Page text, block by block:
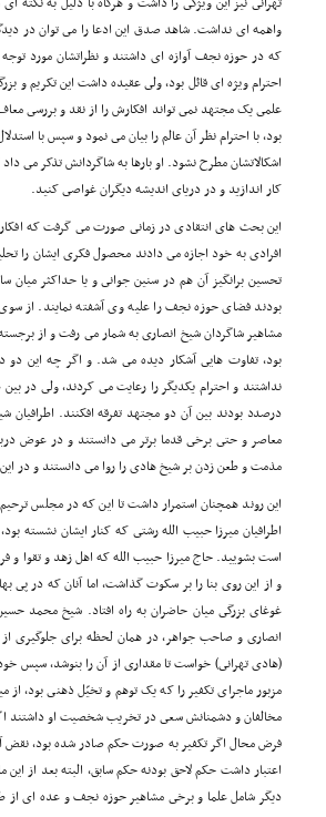
واهمه اى نداشت. شاهد صدق این ادعا را مى توان در
که در حوزه نجف آوازه اى داشتند و نظراتشان مورد
احترام ویژه اى قائل بود، ولى عقیده داشت این تکریم و
علمى یک مجتهد نمى تواند افکارش را از نقد و بررسى
بود، با احترام نظر آن عالم را بیان مى نمود و سپس با
اشکالاتشان مطرح نشود. او بارها به شاگردانش تذکر مى
کار اندازید و در دریاى اندیشه دیگران غواصى کنید.
این بحث هاى انتقادى در زمانى صورت مى گرفت که
افرادى به خود اجازه مى دادند محصول فکرى ایشان را
تحسین برانگیز آن هم در سنین جوانى و یا حداکثر میان
بودند فضاى حوزه نجف را علیه وى آشفته نمایند. از
مشاهیر شاگردان شیخ انصارى به شمار مى رفت و از
بود، تفاوت هایى آشکار دیده مى شد. و اگر چه این دو
نداشتند و احترام یکدیگر را رعایت مى کردند، ولى در
درصدد بودند بین آن دو مجتهد تفرقه افکنند.
معاصر و حتى برخى قدما برتر مى دانستند و در عوض
مذمت و طعن زدن بر شیخ هادى را روا مى دانستند و در
این روند همچنان استمرار داشت تا این که در مجلس
اطرافیان میرزا حبیب الله رشتى که کنار ایشان نشسته
است بشویید. حاج میرزا حبیب الله که اهل زهد و تقوا و
و از این روى بنا را بر سکوت گذاشت، اما آنان که در پى
غوغاى بزرگى میان حاضران به راه افتاد. شیخ محمد
انصارى و صاحب جواهر، در همان لحظه براى جلوگیرى
(هادى تهرانى) خواست تا مقدارى از آن را بنوشد، سپس
مزبور ماجراى تکفیر را که یک توهم و تخیّل ذهنى بود،
مخالفان و دشمنانش سعى در تخریب شخصیت او داشتند
فرض محال اگر تکفیر به صورت حکم صادر شده بود، نقض
اعتبار داشت حکم لاحق بودنه حکم سابق، البته بعد از
دیگر شامل علما و برخى مشاهیر حوزه نجف و عده اى